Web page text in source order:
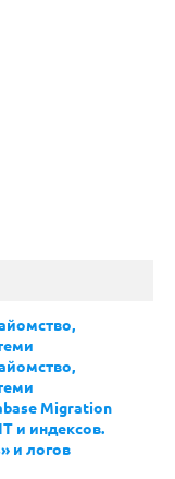
Migration
и индексов.
и логов